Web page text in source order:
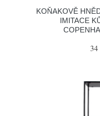
KOŇAKOVĚ
IMITACE